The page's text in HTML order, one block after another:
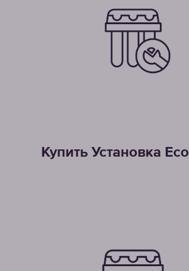
Купить Установка